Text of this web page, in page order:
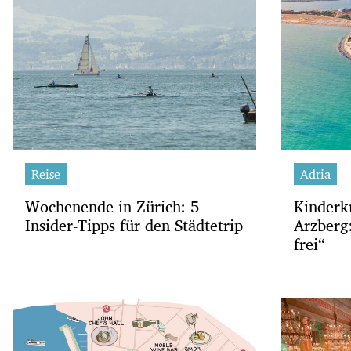
Reise
Wochenende in Zürich: 5
Insider-Tipps für den Städtetrip
Adria
frei“